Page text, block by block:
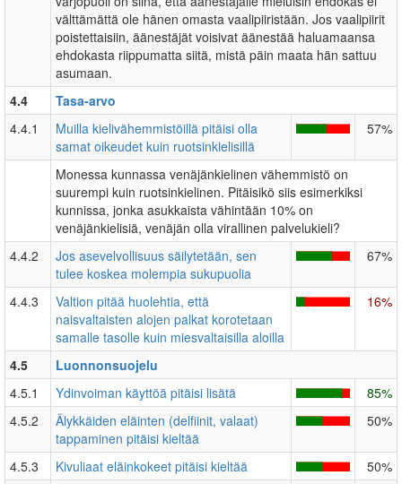
välttämättä ole hänen omasta vaalipiiristään. Jos vaalipiirit
poistettaisiin, äänestäjät voisivat äänestää haluamaansa
ehdokasta riippumatta siitä, mistä päin maata hän sattuu
asumaan.
4.4
Tasa-arvo
4.4.1
Muilla kielivähemmistöillä pitäisi olla
samat oikeudet kuin ruotsinkielisillä
57%
Monessa kunnassa venäjänkielinen vähemmistö on
suurempi kuin ruotsinkielinen. Pitäisikö siis esimerkiksi
kunnissa, jonka asukkaista vähintään 10% on
venäjänkielisiä, venäjän olla virallinen palvelukieli?
4.4.2
Jos asevelvollisuus säilytetään, sen
tulee koskea molempia sukupuolia
67%
4.4.3
Valtion pitää huolehtia, että
naisvaltaisten alojen palkat korotetaan
samalle tasolle kuin miesvaltaisilla aloilla
16%
4.5
Luonnonsuojelu
4.5.1
Ydinvoiman käyttöä pitäisi lisätä
85%
4.5.2
Älykkäiden eläinten (delfiinit, valaat)
tappaminen pitäisi kieltää
50%
4.5.3 Kivuliaat eläinkokeet pitäisi kieltää
50%